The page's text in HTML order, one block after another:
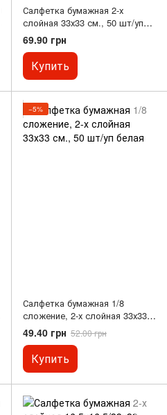
Салфетка бумажная 2-х
слойная 33х33 см., 50 шт/уп
синяя Silpak
69.90 грн
Купить
−5%
Салфетка бумажная 1/8
сложение, 2-х слойная 33х33
см., 50 шт/уп белая
49.40 грн 52.00 грн
Купить